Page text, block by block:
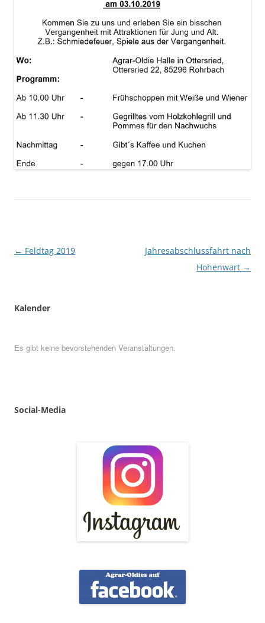
Beitragsnavigation
← Feldtag 2019
Jahresabschlussfahrt nach
Hohenwart →
Kalender
Es gibt keine bevorstehenden Veranstaltungen.
Social-Media